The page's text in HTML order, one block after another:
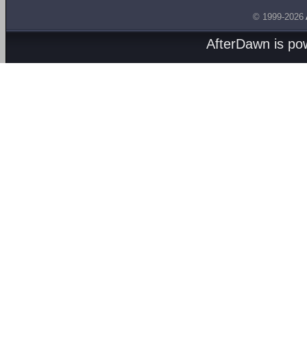
© 1999-2026
AfterDawn is